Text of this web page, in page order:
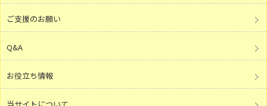
ご支援のお願い
Q&A
お役立ち情報